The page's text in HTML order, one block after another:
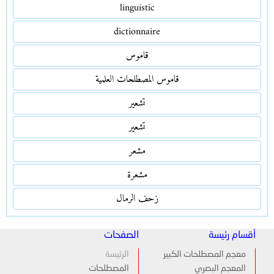
linguistic
dictionnaire
قاموس
قاموس المصطلحات العلمية
تشعير
تشعير
مشعر
مشعرة
زحف الرمال
أقسام رئيسة
معجم المصطلحات الكبير
المعجم البصري
الصفحات
الرئيسة
المصطلحات